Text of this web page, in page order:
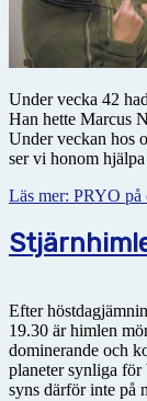
Under vecka 42
Han hette Marcus
Under veckan hos
ser vi honom
Läs mer: PRYO på
Efter
19.30 är himlen
dominerande och
planeter synliga för
syns därför inte på